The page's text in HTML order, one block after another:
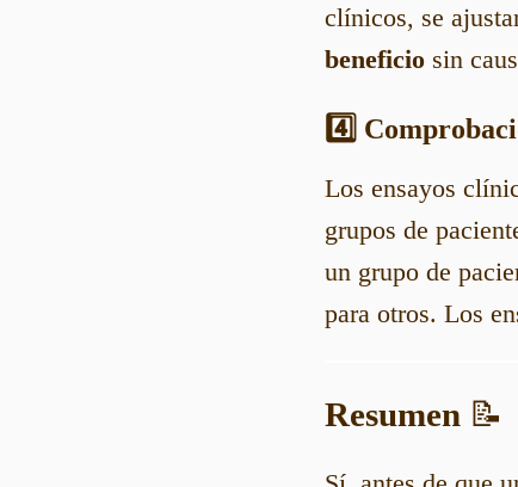
clínicos, se
beneficio sin
4️⃣
Los ensayos
grupos de
un grupo de
para otros. Los
Resumen 📝